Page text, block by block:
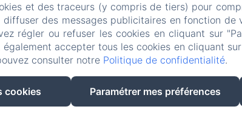
0033665330962 / 0033665330962
Conditions d'annulation
ACCUEIL
Créé par Amenitiz
et des traceurs (y compris de tiers) pour
des messages publicitaires en fonction
régler ou refuser les cookies en cliquant sur
également accepter tous les cookies en cliquant
consulter notre Politique de confidentialité.
cookies Paramétrer mes préférences